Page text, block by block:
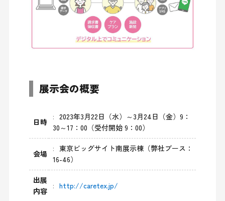
展示会の概要
日時
2023年3月22日（水）～3月24日（金）9：
30～17：00（受付開始 9：00）
会場
東京ビッグサイト南展示棟（弊社ブース：
16-46）
出展
内容
http://caretex.jp/